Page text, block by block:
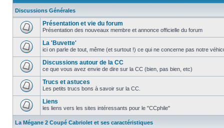
Discussions Générales
Présentation et vie du forum
Présentation des nouveaux membre et annonce officielle du forum
La 'Buvette'
ici on parle de tout, même (et surtout !) ce qui ne concerne pas notre
Discussions autour de la CC
ce que vous avez envie de dire sur la CC (bien, pas bien, etc)
Trucs et astuces
Les petits trucs bons à savoir sur la CC.
Liens
les liens vers les sites intéressants pour le "CCphile"
La Mégane 2 Coupé Cabriolet et ses caractéristiques